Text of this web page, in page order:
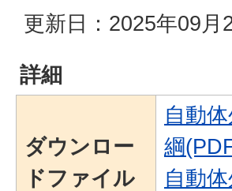
更新日：2025年09月
詳細
ダウンロー
ドファイル
自動
綱
自動